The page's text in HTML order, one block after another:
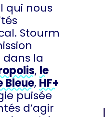
qui nous
Stourm
la
, le
Bleue, HF+
puisée
d’agir